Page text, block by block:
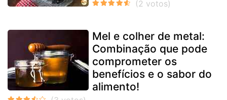
Mel e colher de metal:
Combinação que pode
comprometer os
benefícios e o sabor do
alimento!